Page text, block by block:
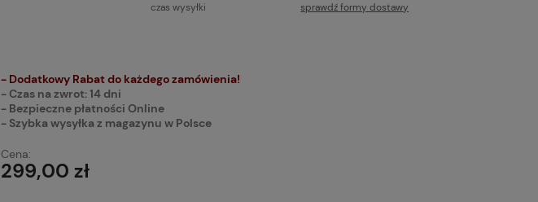
czas wysyłki
sprawdź formy dostawy
- Dodatkowy Rabat do każdego zamówienia!
- Czas na zwrot: 14 dni
- Bezpieczne płatności Online
- Szybka wysyłka z magazynu w Polsce
Cena:
299,00 zł